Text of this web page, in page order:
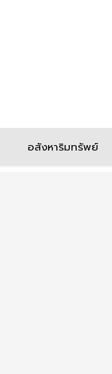
อสังหาริมทรัพย์